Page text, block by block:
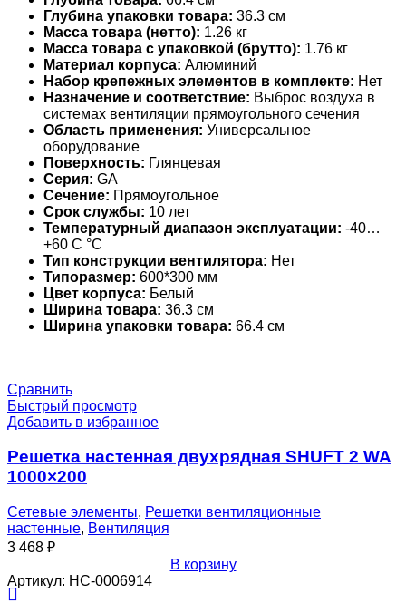
Глубина упаковки товара: 36.3 см
Масса товара (нетто): 1.26 кг
Масса товара с упаковкой (брутто): 1.76 кг
Материал корпуса: Алюминий
Набор крепежных элементов в комплекте: Нет
Назначение и соответствие: Выброс воздуха в
системах вентиляции прямоугольного сечения
Область применения: Универсальное
оборудование
Поверхность: Глянцевая
Серия: GA
Сечение: Прямоугольное
Срок службы: 10 лет
Температурный диапазон эксплуатации: -40…
+60 С °С
Тип конструкции вентилятора: Нет
Типоразмер: 600*300 мм
Цвет корпуса: Белый
Ширина товара: 36.3 см
Ширина упаковки товара: 66.4 см
Сравнить
Быстрый просмотр
Добавить в избранное
Решетка настенная двухрядная SHUFT 2 WA
1000×200
Сетевые элементы, Решетки вентиляционные
настенные, Вентиляция
3 468 ₽
В корзину
Артикул: НС-0006914